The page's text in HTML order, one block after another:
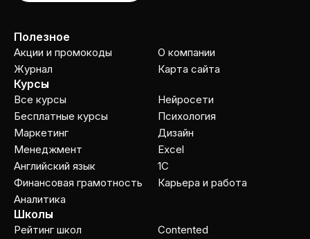
Полезное
Акции и промокоды
Журнал
О компании
Карта сайта
Курсы
Все курсы
Бесплатные курсы
Маркетинг
Менеджмент
Английский язык
Финансовая грамотность
Аналитика
Нейросети
Психология
Дизайн
Excel
1C
Карьера и работа
Школы
Рейтинг школ
Contented